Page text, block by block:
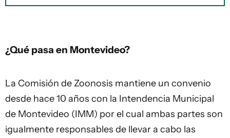
¿Qué pasa en Montevideo?
La Comisión de Zoonosis mantiene un convenio
desde hace 10 años con la Intendencia Municipal
de Montevideo (IMM) por el cual ambas partes son
igualmente responsables de llevar a cabo las